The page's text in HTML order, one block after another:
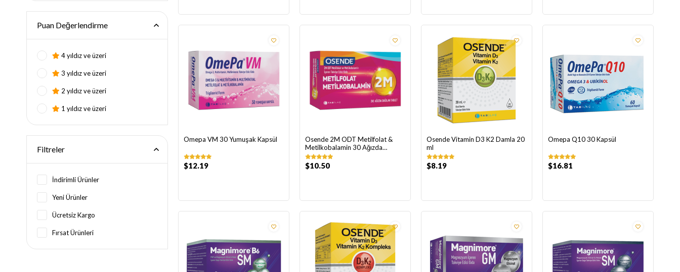
Puan Değerlendirme
4 yıldız ve üzeri
3 yıldız ve üzeri
2 yıldız ve üzeri
1 yıldız ve üzeri
Filtreler
İndirimli Ürünler
Yeni Ürünler
Ücretsiz Kargo
Fırsat Ürünleri
Omepa VM 30 Yumuşak Kapsül
$12.19
Osende 2M ODT Metilfolat &
Metilkobalamin 30 Ağızda
Dağılan Tablet
$10.50
Osende Vitamin D3 K2 Damla 20
ml
$8.19
Omepa Q10 30 Kapsül
$16.81